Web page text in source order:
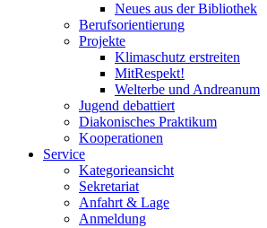
Neues aus der Bibliothek
Berufsorientierung
Projekte
Klimaschutz erstreiten
MitRespekt!
Welterbe und Andreanum
Jugend debattiert
Diakonisches Praktikum
Kooperationen
Service
Kategorieansicht
Sekretariat
Anfahrt & Lage
Anmeldung